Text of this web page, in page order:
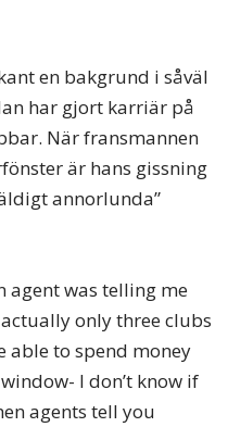
en bakgrund i såväl
har gjort karriär på
När fransmannen
är hans gissning
annorlunda”
agent was telling me
only three clubs
able to spend money
I don’t know if
agents tell you